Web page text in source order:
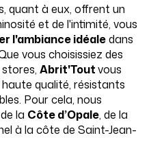
quant à eux, offrent un
et de l'intimité, vous
l'ambiance idéale dans
vous choisissiez des
Abrit'Toutvous
qualité, résistants
Pour cela, nous
la Côte d’Opale, de la
à la côte de Saint-Jean-